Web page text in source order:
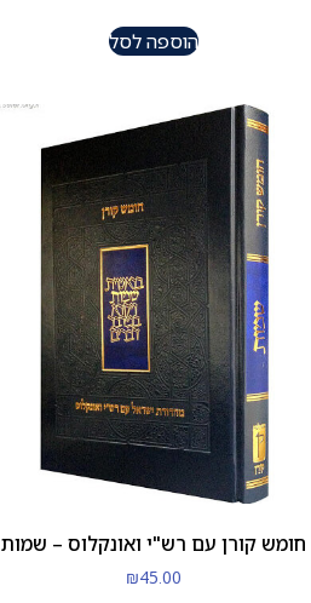
הוספה לסל
חומש קורן עם רש"י ואונקלוס – שמות
₪45.00